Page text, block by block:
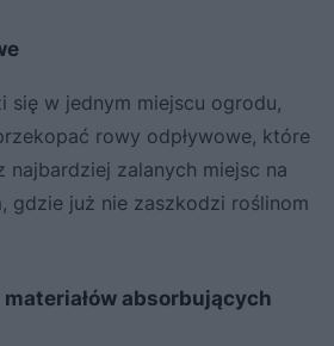
się w jednym miejscu ogrodu,
rowy odpływowe, które
zalanych miejsc na
gdzie już nie zaszkodzi roślinom
absorbujących